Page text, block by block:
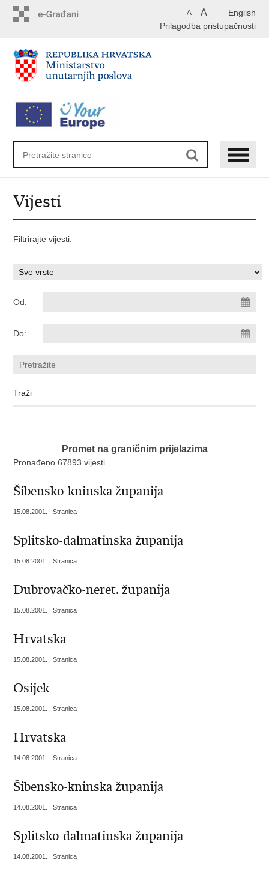
English
A A
Prilagodba pristupačnosti
Vijesti
Filtrirajte vijesti:
Od:
Do:
Promet na graničnim prijelazima
Pronađeno 67893 vijesti.
Šibensko-kninska županija
15.08.2001. | Stranica
Splitsko-dalmatinska županija
15.08.2001. | Stranica
Dubrovačko-neret. županija
15.08.2001. | Stranica
Hrvatska
15.08.2001. | Stranica
Osijek
15.08.2001. | Stranica
Hrvatska
14.08.2001. | Stranica
Šibensko-kninska županija
14.08.2001. | Stranica
Splitsko-dalmatinska županija
14.08.2001. | Stranica